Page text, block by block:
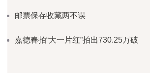
邮票保存收藏两不误
嘉德春拍“大一片红”拍出730.25万破